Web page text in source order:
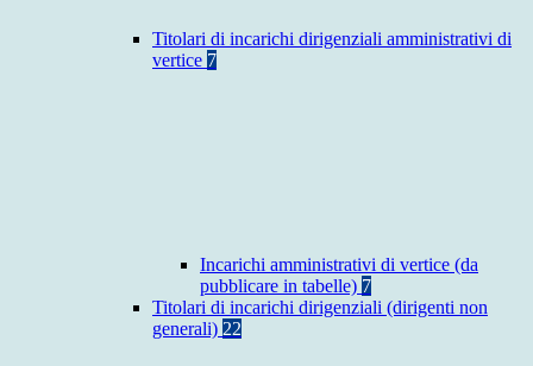
Titolari di incarichi dirigenziali amministrativi di
vertice 7
Incarichi amministrativi di vertice (da
pubblicare in tabelle) 7
Titolari di incarichi dirigenziali (dirigenti non
generali) 22